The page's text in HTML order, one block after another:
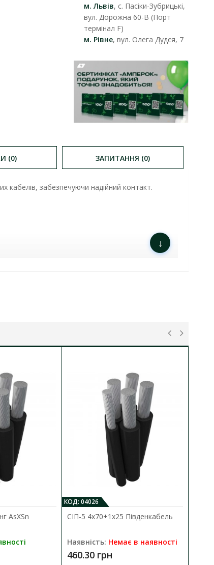
м. Львів, с. Пасіки-Зубрицькі,
вул. Дорожна 60-В (Порт
термінал F)
м. Рівне, вул. Олега Дудєя, 7
(0) ЗАПИТАННЯ (0)
кабелів, забезпечуючи надійний контакт.
↓
AsXSn
КОД: 04026
СІП-5 4х70+1х25 Південкабель
Наявність: Немає в наявності
460.30 грн